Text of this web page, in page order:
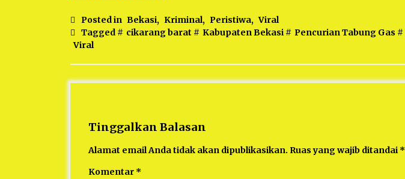
Posted in Bekasi, Kriminal, Peristiwa, Viral
Tagged # cikarang barat # Kabupaten Bekasi # Pencurian Tabung Gas #
Viral
Tinggalkan Balasan
Alamat email Anda tidak akan dipublikasikan. Ruas yang wajib ditandai *
Komentar *